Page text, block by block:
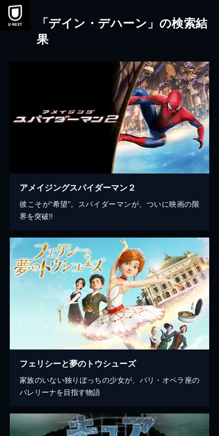
本文へスキップ
「デイン・デハーン」の検索結
果
アメイジングスパイダーマン２
彼こそが“希望”。スパイダーマンが、ついに映画の限
界を突破!!
フェリシーと夢のトウシューズ
家族のいない独りぼっちの少女が、パリ・オペラ座の
バレリーナを目指す物語